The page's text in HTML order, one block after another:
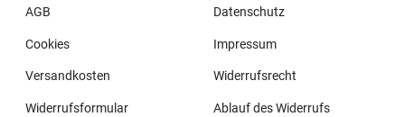
AGB
Datenschutz
Cookies Impressum
Versandkosten Widerrufsrecht
Widerrufsformular Ablauf des Widerrufs